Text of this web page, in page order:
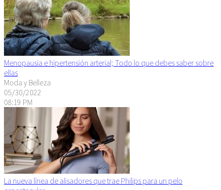
Menopausia e hipertensión arterial; Todo lo que debes saber sobre
ellas
Moda y Belleza
05/30/2022
08:19 PM
La nueva línea de alisadores que trae Philips para un pelo